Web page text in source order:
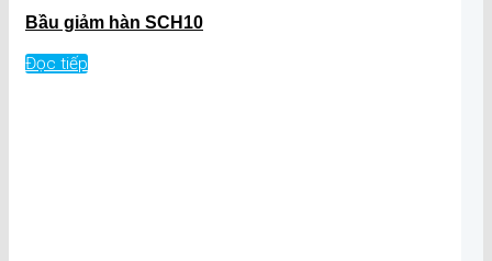
Bầu giảm hàn SCH10
Đọc tiếp